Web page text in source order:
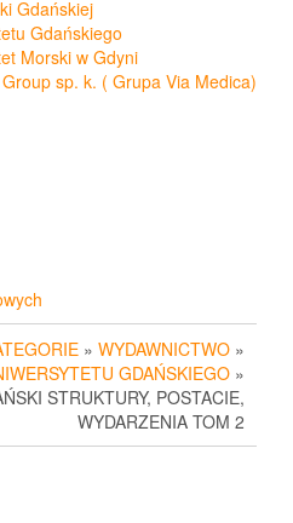
Gdańskiej
Gdańskiego
Morski w Gdyni
sp. k. ( Grupa Via Medica)
» WYDAWNICTWO »
GDAŃSKIEGO »
STRUKTURY, POSTACIE,
WYDARZENIA TOM 2